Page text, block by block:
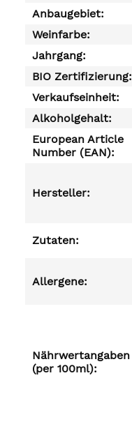
Anbaugebiet:
Weinfarbe:
Jahrgang:
BIO Zertifizierung:
Verkaufseinheit:
Alkoholgehalt:
European Article
Number (EAN):
Hersteller:
Zutaten:
Allergene:
Nährwertangaben
(per 100ml):